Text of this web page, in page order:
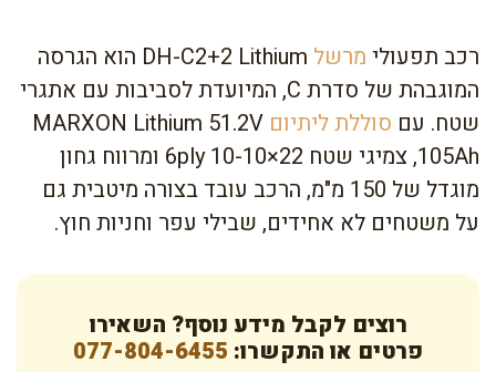
רכב תפעולי מרשל
DH-C2+2 Lithium הוא הגרסה
המוגבהת של סדרת C, המיועדת לסביבות עם אתגרי
שטח. עם סוללת ליתיום MARXON Lithium 51.2V
105Ah, צמיגי שטח 22×10-10 6ply ומרווח גחון
מוגדל של 150 מ"מ, הרכב עובד בצורה מיטבית גם
על משטחים לא אחידים, שבילי עפר וחניות חוץ.
רוצים לקבל מידע נוסף? השאירו
פרטים או התקשרו: 077-804-6455